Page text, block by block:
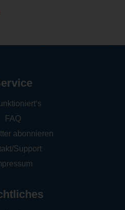
FAQ
abonnieren
Support